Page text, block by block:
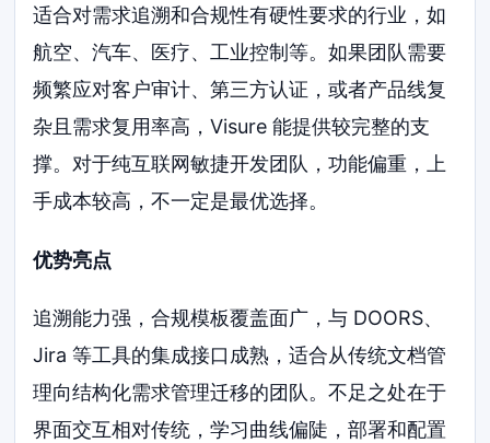
适合对需求追溯和合规性有硬性要求的行业，如
航空、汽车、医疗、工业控制等。如果团队需要
频繁应对客户审计、第三方认证，或者产品线复
杂且需求复用率高，Visure 能提供较完整的支
撑。对于纯互联网敏捷开发团队，功能偏重，上
手成本较高，不一定是最优选择。
优势亮点
追溯能力强，合规模板覆盖面广，与 DOORS、
Jira 等工具的集成接口成熟，适合从传统文档管
理向结构化需求管理迁移的团队。不足之处在于
界面交互相对传统，学习曲线偏陡，部署和配置